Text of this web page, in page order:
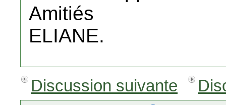
Amitiés
ELIANE.
Discussion suivante